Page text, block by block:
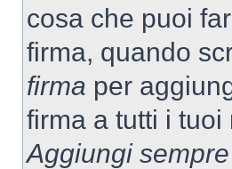
cosa che puoi
firma, quando
firma per
firma a tutti i tuoi
Aggiungi